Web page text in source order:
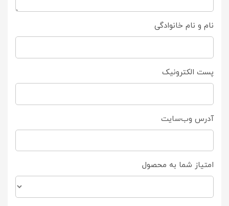
نام و نام خانوادگی
پست الکترونیک
آدرس وب‌سایت
امتیاز شما به محصول